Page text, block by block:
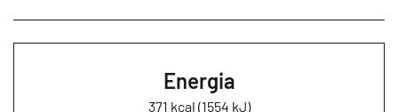
Energia
371 kcal (1554 kJ)